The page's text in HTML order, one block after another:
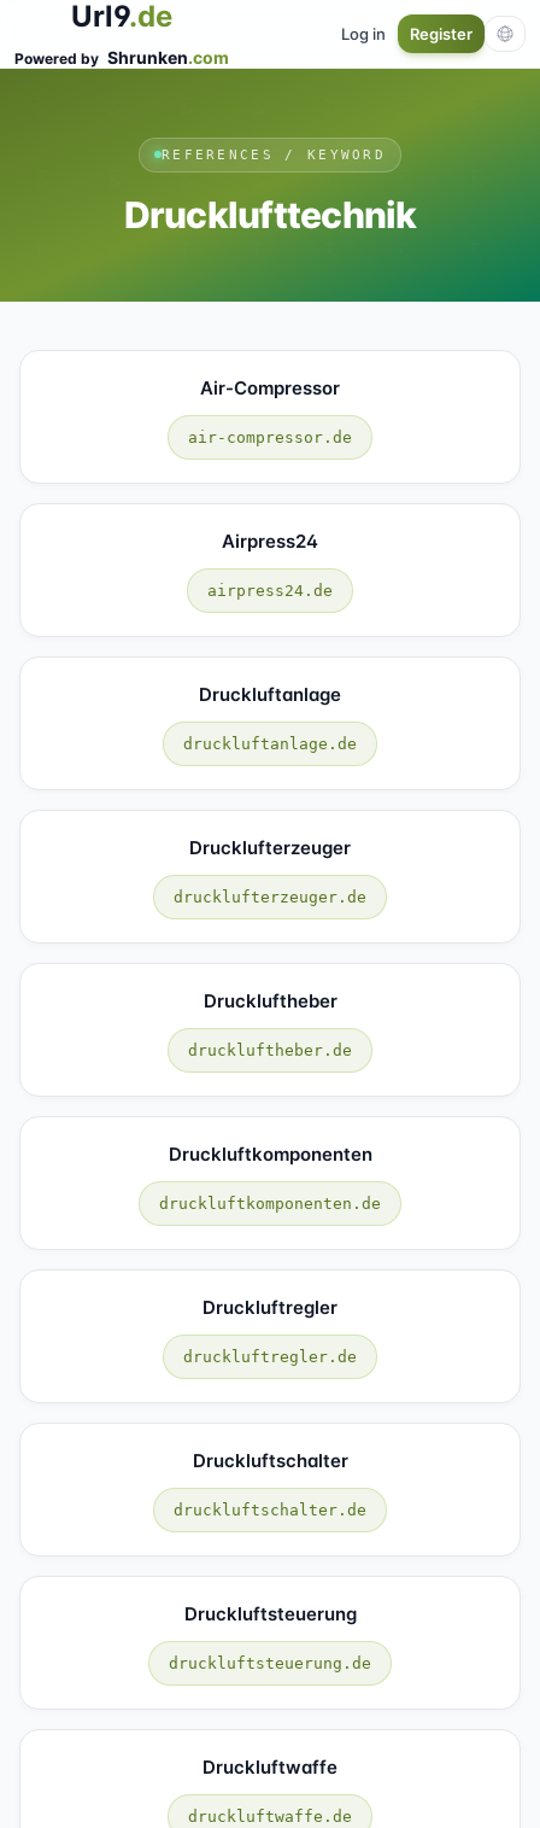
Url9.de
Powered by Shrunken.com
Log in Register
REFERENCES / KEYWORD
Drucklufttechnik
Air-Compressor
air-compressor.de
Airpress24
airpress24.de
Druckluftanlage
druckluftanlage.de
Drucklufterzeuger
drucklufterzeuger.de
Druckluftheber
druckluftheber.de
Druckluftkomponenten
druckluftkomponenten.de
Druckluftregler
druckluftregler.de
Druckluftschalter
druckluftschalter.de
Druckluftsteuerung
druckluftsteuerung.de
Druckluftwaffe
druckluftwaffe.de